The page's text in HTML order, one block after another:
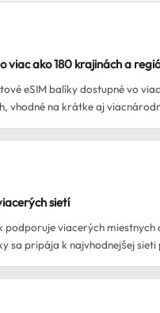
viac ako 180 krajinách a
eSIM balíky dostupné vo
vhodné na krátke aj
sietí
podporuje viacerých
sa pripája k najvhodnejšej sieti